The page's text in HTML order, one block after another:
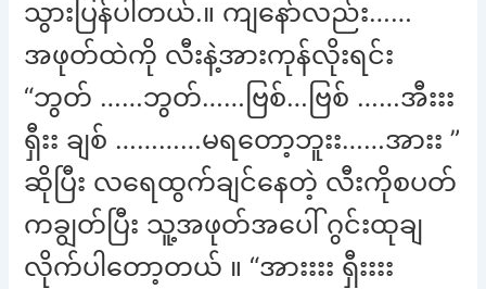
သွားပြန်ပါတယ်.။ ကျနော်လည်း……
အဖုတ်ထဲကို လီးနဲ့အားကုန်လိုးရင်း
“ဘွတ် ……ဘွတ်……ဗြစ်…ဗြစ် ……အီးးး
ရှီးး ချစ် …………မရတော့ဘူးး……အားး ”
ဆိုပြီး လရေထွက်ချင်နေတဲ့ လီးကိုစပတ်
ကချွတ်ပြီး သူ့အဖုတ်အပေါ် ဂွင်းထုချ
လိုက်ပါတော့တယ် ။ “အားးးး ရှီးးးး